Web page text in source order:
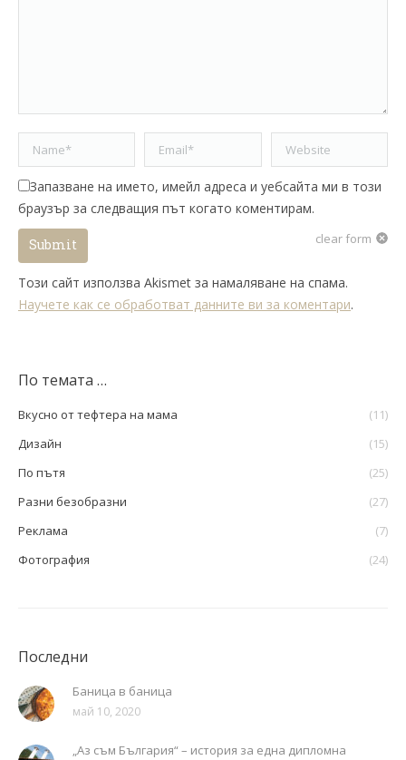
Name * Email * Website
Запазване на името, имейл адреса и уебсайта ми в този
браузър за следващия път когато коментирам.
clear form
Submit
Този сайт използва Akismet за намаляване на спама.
Научете как се обработват данните ви за коментари.
По темата …
Вкусно от тефтера на мама
(11)
Дизайн
(15)
По пътя
(25)
Разни безобразни
(27)
Реклама
(7)
Фотография
(24)
Последни
Баница в баница
май 10, 2020
„Аз съм България“ – история за една дипломна